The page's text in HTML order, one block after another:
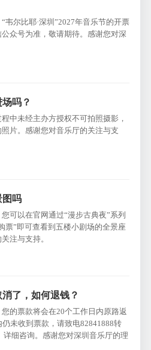
韦尔比耶·深圳”2027年音乐节的开票
众号为准，敬请期待。感谢您对深
吗？
中未经主办方授权不可拍照摄影，
片。感谢您对音乐厅的关注与支
图吗
可以在官网通过“漫步古典夜”系列
票”即可查看到五楼小剧场的全景座
注与支持。
了，如何退钱？
的票款将会在20个工作日内原路返
未收到票款，请致电82841888转
详细咨询。感谢您对深圳音乐厅的理